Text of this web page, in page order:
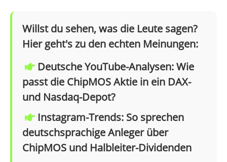
Willst du sehen, was die Leute sagen?
Hier geht's zu den echten Meinungen:
Deutsche YouTube-Analysen: Wie
passt die ChipMOS Aktie in ein DAX-
und Nasdaq-Depot?
Instagram-Trends: So sprechen
deutschsprachige Anleger über
ChipMOS und Halbleiter-Dividenden